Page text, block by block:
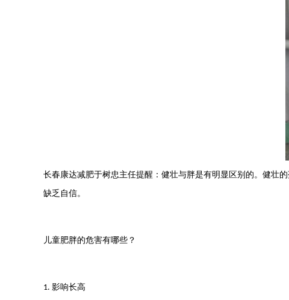
长春康达减肥于树忠主任提醒： 健壮与胖是有明显区别的。健壮
缺乏自信。
儿童肥胖的危害有哪些？
1. 影响长高